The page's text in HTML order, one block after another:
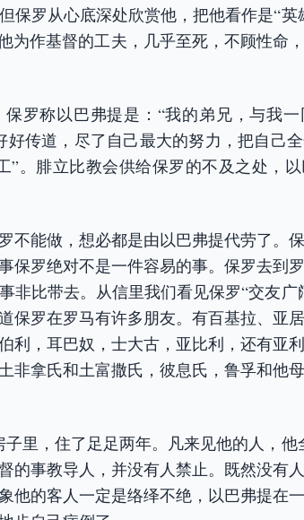
保罗从心底深处欣赏他，把他看作是“英
为作基督的工夫，几乎至死，不顾性命
罗称以巴弗提是：“我的弟兄，与我
好传道，尽了自己最大的努力，把自己
”。腓立比教会供给保罗的不及之处，
不能做，想必都是由以巴弗提代劳了。
保罗绝对不是一件容易的事。保罗去到
非比带去。从信里我们看见保罗“交友广
保罗在罗马有许多朋友。有百基拉、亚
利，耳巴奴，士大古，亚比利，还有亚
非拿氏和土富撒氏，彼息氏，鲁孚和他
里，住了足足两年。凡来见他的人，他
的事教导人，并没有人禁止。既然没有
他的客人一定是络绎不绝，以巴弗提在